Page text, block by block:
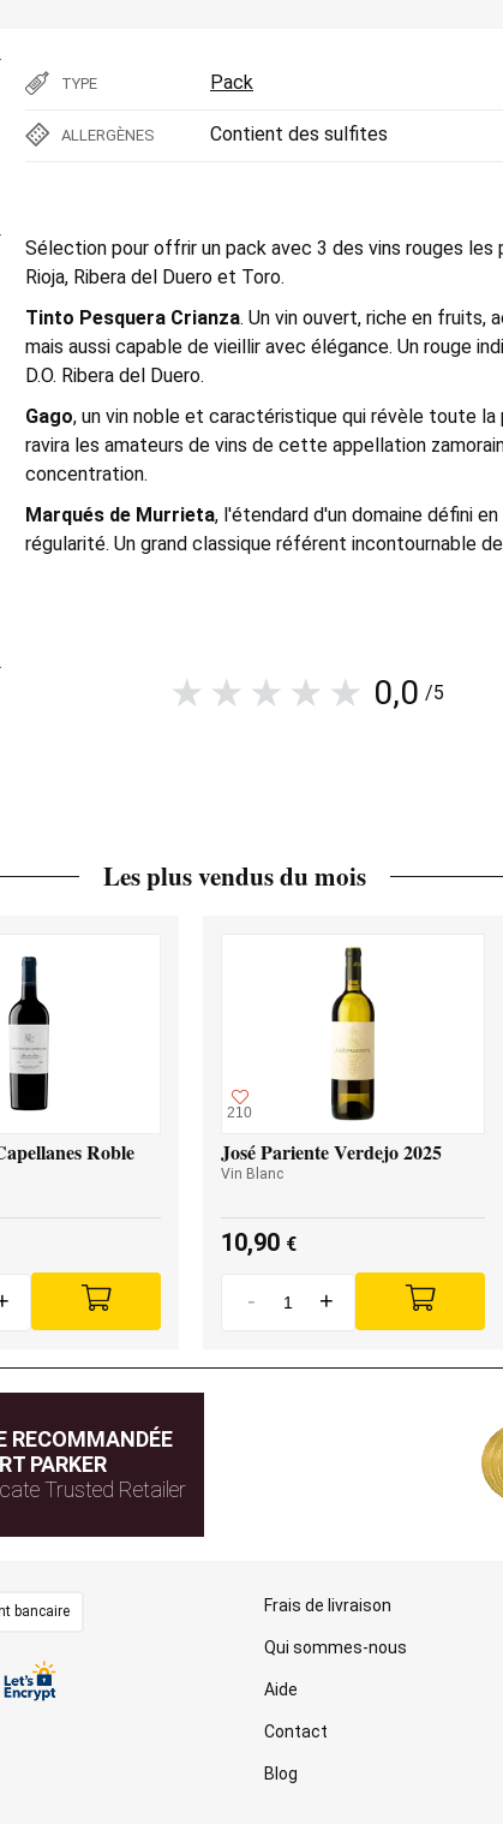
TYPE Pack
ALLERGÈNES Contient des sulfites
Sélection pour offrir un pack avec 3 des vins rouges
Rioja, Ribera del Duero et Toro.
Tinto Pesquera Crianza. Un vin ouvert, riche en fruits,
mais aussi capable de vieillir avec élégance. Un rouge
D.O. Ribera del Duero.
Gago, un vin noble et caractéristique qui révèle toute la
ravira les amateurs de vins de cette appellation
concentration.
Marqués de Murrieta, l'étendard d'un domaine défini
régularité. Un grand classique référent incontournable
0,0 /5
Les plus vendus du mois
Roble
210
José Pariente Verdejo 2025
Vin Blanc
10,90 €
- +
RECOMMANDÉE
PARKER
Trusted Retailer
bancaire Frais de livraison
Qui sommes-nous
Aide
Contact
Blog